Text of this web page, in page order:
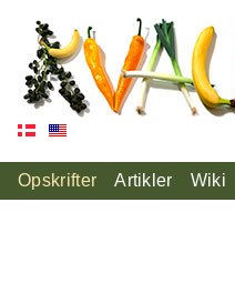
Opskrifter Artikler Wiki